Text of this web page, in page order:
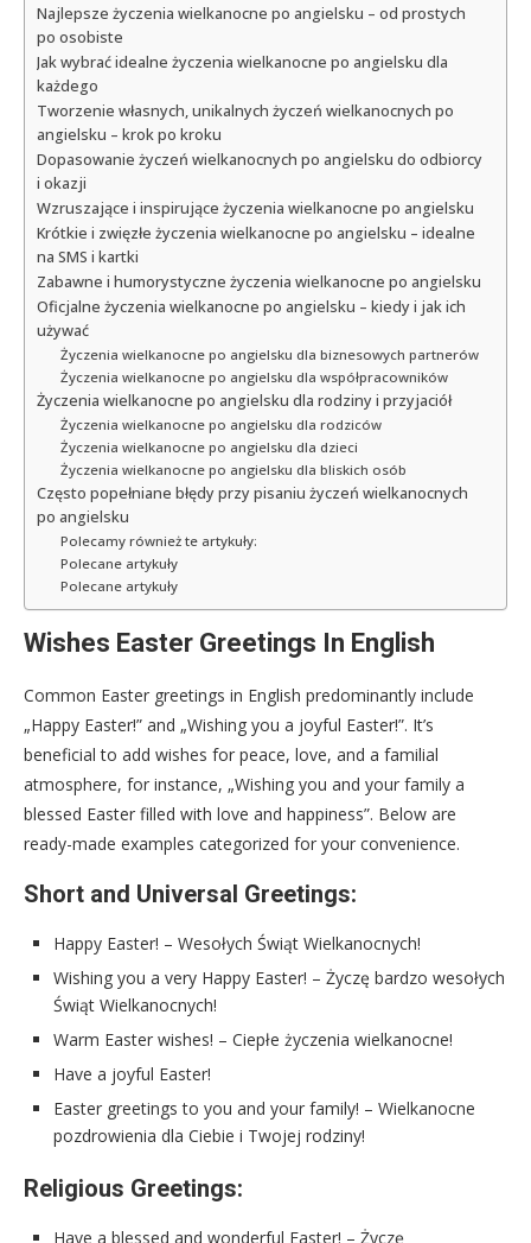
Najlepsze życzenia wielkanocne po angielsku – od prostych
po osobiste
Jak wybrać idealne życzenia wielkanocne po angielsku dla
każdego
Tworzenie własnych, unikalnych życzeń wielkanocnych po
angielsku – krok po kroku
Dopasowanie życzeń wielkanocnych po angielsku do odbiorcy
i okazji
Wzruszające i inspirujące życzenia wielkanocne po angielsku
Krótkie i zwięzłe życzenia wielkanocne po angielsku – idealne
na SMS i kartki
Zabawne i humorystyczne życzenia wielkanocne po angielsku
Oficjalne życzenia wielkanocne po angielsku – kiedy i jak ich
używać
Życzenia wielkanocne po angielsku dla biznesowych partnerów
Życzenia wielkanocne po angielsku dla współpracowników
Życzenia wielkanocne po angielsku dla rodziny i przyjaciół
Życzenia wielkanocne po angielsku dla rodziców
Życzenia wielkanocne po angielsku dla dzieci
Życzenia wielkanocne po angielsku dla bliskich osób
Często popełniane błędy przy pisaniu życzeń wielkanocnych
po angielsku
Polecamy również te artykuły:
Polecane artykuły
Polecane artykuły
Wishes Easter Greetings In English
Common Easter greetings in English predominantly include
„Happy Easter!” and „Wishing you a joyful Easter!”. It’s
beneficial to add wishes for peace, love, and a familial
atmosphere, for instance, „Wishing you and your family a
blessed Easter filled with love and happiness”. Below are
ready-made examples categorized for your convenience.
Short and Universal Greetings:
Happy Easter! – Wesołych Świąt Wielkanocnych!
Wishing you a very Happy Easter! – Życzę bardzo wesołych
Świąt Wielkanocnych!
Warm Easter wishes! – Ciepłe życzenia wielkanocne!
Have a joyful Easter!
Easter greetings to you and your family! – Wielkanocne
pozdrowienia dla Ciebie i Twojej rodziny!
Religious Greetings:
Have a blessed and wonderful Easter! – Życzę